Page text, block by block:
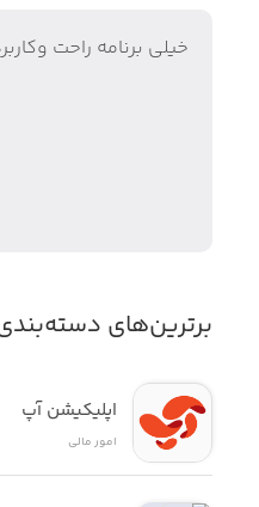
خیلی برنامه راحت
برترین‌های
اپلیکیشن آپ
امور ‌مالی